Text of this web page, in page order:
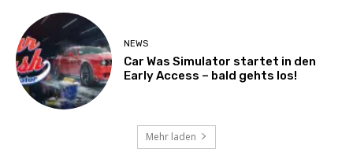
NEWS
Car Was Simulator startet in den
Early Access – bald gehts los!
Mehr laden